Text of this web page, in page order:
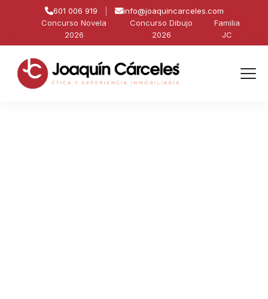
601 006 919
info@joaquincarceles.com
Concurso Novela
2026
Concurso Dibujo
2026
Familia
JC